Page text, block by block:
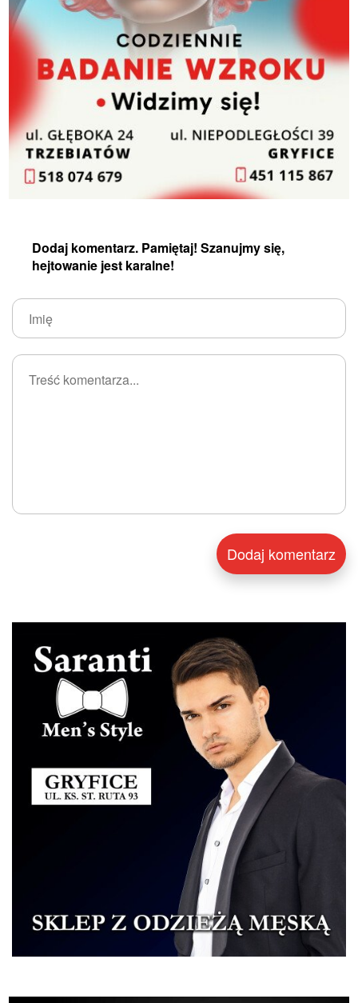
Dodaj komentarz. Pamiętaj! Szanujmy się,
hejtowanie jest karalne!